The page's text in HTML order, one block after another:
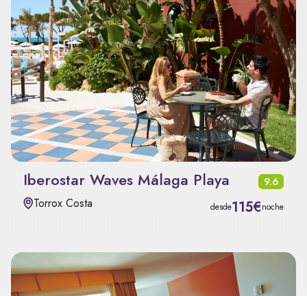
Iberostar Waves Málaga Playa 9.6
Torrox Costa desde115€noche